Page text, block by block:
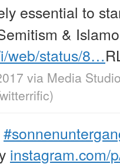
essential to
&
web/status/8…
via Media
)
instagram.com/